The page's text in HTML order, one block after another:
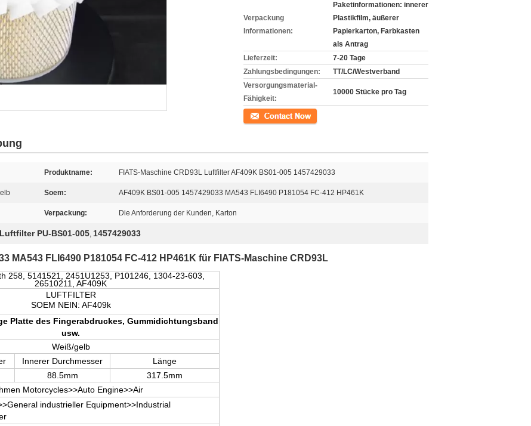
Verpackung
Informationen:
Paketinformationen: innerer
Plastikfilm, äußerer
Papierkarton, Farbkasten
als Antrag
Lieferzeit:
7-20 Tage
Zahlungsbedingungen:
TT/LC/Westverband
Versorgungsmaterial-
Fähigkeit:
10000 Stücke pro Tag
Kontakt
Produktname: FIATS-Maschine CRD93L Luftfilter AF409K BS01-005 1457429033
Soem: AF409K BS01-005 1457429033 MA543 FLI6490 P181054 FC-412 HP461K
Verpackung: Die Anforderung der Kunden, Karton
Luftfilter PU-BS01-005, 1457429033
MA543 FLI6490 P181054 FC-412 HP461K für FIATS-Maschine CRD93L
258, 5141521, 2451U1253, P101246, 1304-23-603,
26510211, AF409K
LUFTFILTER
SOEM NEIN: AF409k
Platte des Fingerabdruckes, Gummidichtungsband
usw.
Weiß/gelb
Innerer Durchmesser
Länge
88.5mm
317.5mm
Motorcycles>>Auto Engine>>Air
industrieller Equipment>>Industrial